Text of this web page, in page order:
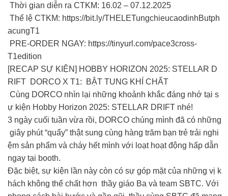
Thời gian diễn ra CTKM: 16.02 – 07.12.2025
Thể lệ CTKM: https://bit.ly/THELETungchieucaodinhButph
acungT1
PRE-ORDER NGAY: https://tinyurl.com/pace3cross-
T1edition
[RECAP SỰ KIỆN] HOBBY HORIZON 2025: STELLAR D
RIFT DORCO X T1: BẬT TUNG KHÍ CHẤT
Cùng DORCO nhìn lại những khoảnh khắc đáng nhớ tại s
ự kiện Hobby Horizon 2025: STELLAR DRIFT nhé!
3 ngày cuối tuần vừa rồi, DORCO chúng mình đã có những
giây phút “quẩy” thật sung cùng hàng trăm bạn trẻ trải nghi
ệm sản phẩm và cháy hết mình với loạt hoạt động hấp dẫn
ngay tại booth.
Đặc biệt, sự kiện lần này còn có sự góp mặt của những vị k
hách không thể chất hơn thầy giáo Ba và team SBTC. Với